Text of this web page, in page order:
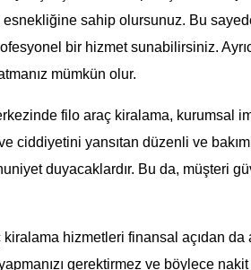
sahip olursunuz. Bu
bir hizmet sunabilirsiniz.
mümkün olur.
filo araç kiralama, kurumsal
ciddiyetini yansıtan düzenli ve
duyacaklardır. Bu da, müşteri
hizmetleri finansal açıdan da
gerektirmez ve böylece nakit